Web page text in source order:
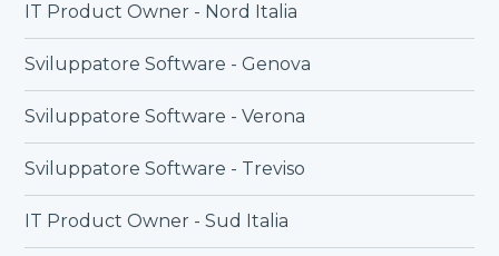
IT Product Owner - Nord Italia
Sviluppatore Software - Genova
Sviluppatore Software - Verona
Sviluppatore Software - Treviso
IT Product Owner - Sud Italia